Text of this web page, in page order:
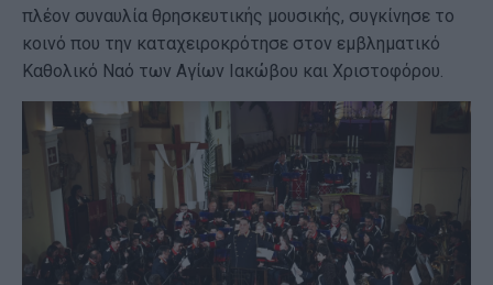
πλέον συναυλία θρησκευτικής μουσικής, συγκίνησε το
κοινό που την καταχειροκρότησε στον εμβληματικό
Καθολικό Ναό των Αγίων Ιακώβου και Χριστοφόρου.